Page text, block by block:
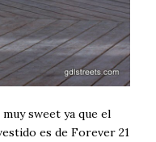
sweet ya que el
es de Forever 21